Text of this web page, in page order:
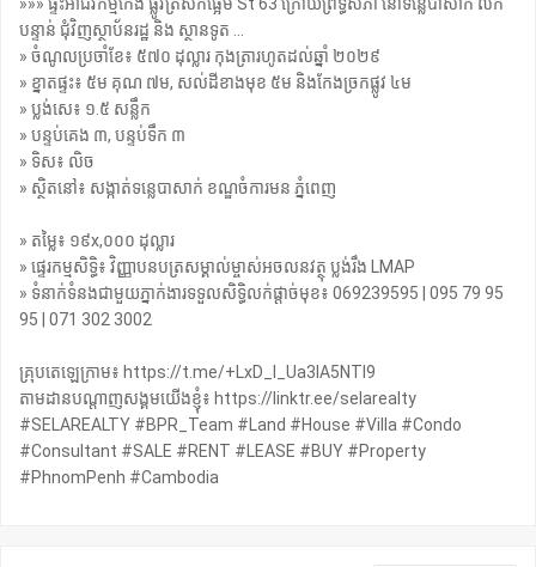
បន្ទាន់ ជុំវិញស្ថាប័នរដ្ឋ និង ស្ថានទូត ...
» ចំណូលប្រចាំខែ៖ ៥៧០ ដុល្លារ កុងត្រារហូតដល់ឆ្នាំ ២០២៩
» ខ្នាតផ្ទះ៖ ៥ម គុណ ៧ម, សល់ដីខាងមុខ ៥ម និងកែងច្រកផ្លូវ ៤ម
» ប្លង់សេ៖ ១.៥ សន្លឹក
» បន្ទប់គេង ៣, បន្ទប់ទឹក ៣
» ទិស៖ លិច
» ស្ថិតនៅ៖ សង្កាត់ទន្លេបាសាក់ ខណ្ឌចំការមន ភ្នំពេញ
» តម្លៃ៖ ១៩x,០០០ ដុល្លារ
» ផ្ទេរកម្មសិទ្ធិ៖ វិញ្ញាបនបត្រសម្គាល់ម្ចាស់អចលនវត្ថុ ប្លង់រឹង LMAP
» ទំនាក់ទំនងជាមួយភ្នាក់ងារទទួលសិទ្ធិលក់ផ្តាច់មុខ៖ 069239595 | 095 79 95
95 | 071 302 3002
គ្រុបតេឡេក្រាម៖ https://t.me/+LxD_l_Ua3IA5NTI9
តាមដានបណ្តាញសង្គមយើងខ្ញុំ៖ https://linktr.ee/selarealty
#SELAREALTY #BPR_Team #Land #House #Villa #Condo
#Consultant #SALE #RENT #LEASE #BUY #Property
#PhnomPenh #Cambodia